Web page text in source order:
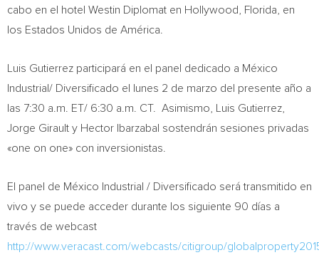
cabo en el hotel Westin Diplomat en Hollywood, Florida, en
los Estados Unidos de América.
Luis Gutierrez participará en el panel dedicado a México
Industrial/ Diversificado el lunes 2 de marzo del presente año a
las 7:30 a.m. ET/ 6:30 a.m. CT. Asimismo, Luis Gutierrez,
Jorge Girault y Hector Ibarzabal sostendrán sesiones privadas
«one on one» con inversionistas.
El panel de México Industrial / Diversificado será transmitido en
vivo y se puede acceder durante los siguiente 90 días a
través de webcast
http://www.veracast.com/webcasts/citigroup/